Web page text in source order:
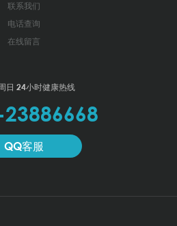
联系我们
电话查询
在线留言
日 24小时健康热线
QQ客服